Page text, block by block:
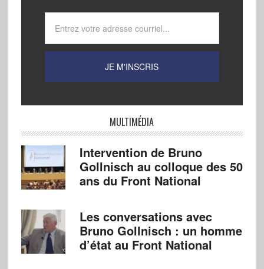
MULTIMÉDIA
Intervention de Bruno
Gollnisch au colloque des 50
ans du Front National
Les conversations avec
Bruno Gollnisch : un homme
d’état au Front National